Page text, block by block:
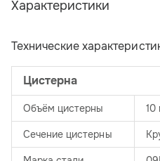
Характеристики
Технические
Цистерна
Объём цистерны 10
Сечение цистерны